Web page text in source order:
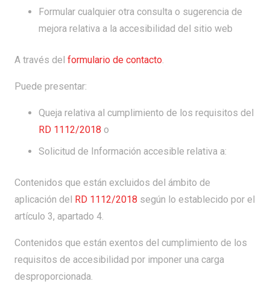
Formular cualquier otra consulta o sugerencia de
mejora relativa a la accesibilidad del sitio web
A través del formulario de contacto.
Puede presentar:
Queja relativa al cumplimiento de los requisitos del
RD 1112/2018 o
Solicitud de Información accesible relativa a:
Contenidos que están excluidos del ámbito de
aplicación del RD 1112/2018 según lo establecido por el
artículo 3, apartado 4.
Contenidos que están exentos del cumplimiento de los
requisitos de accesibilidad por imponer una carga
desproporcionada.